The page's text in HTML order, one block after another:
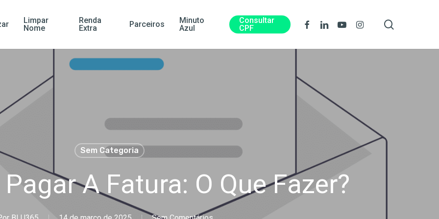
Limpar
Nome
Renda
Extra
Parceiros
Minuto
Azul
Consultar
CPF
FacebookLinkedinYoutubeInstagram
Sem Categoria
A Fatura: O Que Fazer?